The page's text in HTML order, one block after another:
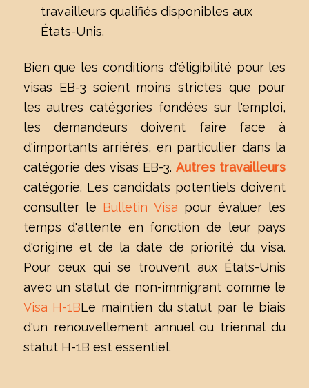
travailleurs qualifiés disponibles aux
États-Unis.
Bien que les conditions d'éligibilité pour les
visas EB-3 soient moins strictes que pour
les autres catégories fondées sur l'emploi,
les demandeurs doivent faire face à
d'importants arriérés, en particulier dans la
catégorie des visas EB-3.Autres travailleurs
catégorie. Les candidats potentiels doivent
consulter le Bulletin Visa pour évaluer les
temps d'attente en fonction de leur pays
d'origine et de la date de priorité du visa.
Pour ceux qui se trouvent aux États-Unis
avec un statut de non-immigrant comme le
Visa H-1BLe maintien du statut par le biais
d'un renouvellement annuel ou triennal du
statut H-1B est essentiel.